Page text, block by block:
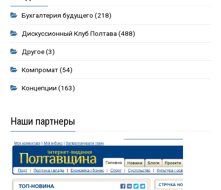
Бухгалтерия будущего (218)
Дискуссионный Клуб Полтава (488)
Другое(3)
Компромат(54)
Концепции (163)
Наши партнеры